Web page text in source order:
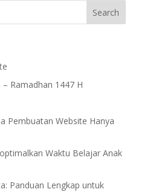
Ramadhan 1447 H
Pembuatan Website Hanya
Waktu Belajar Anak
Panduan Lengkap untuk